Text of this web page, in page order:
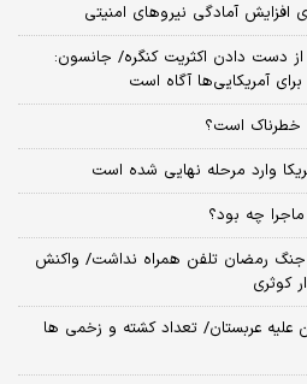
آمادگی نیروهای امنیتی
دست دادن اکثریت کنگره/ جانسون:
آمریکایی‌ها آگاه است
خطرناک است؟
وارد مرحله نهایی شده است
چه بود؟
جنگ رمضان تلفن همراه نداشت/ واکنش
کوثری
علیه عربستان/ تعداد کشته و زخمی ها